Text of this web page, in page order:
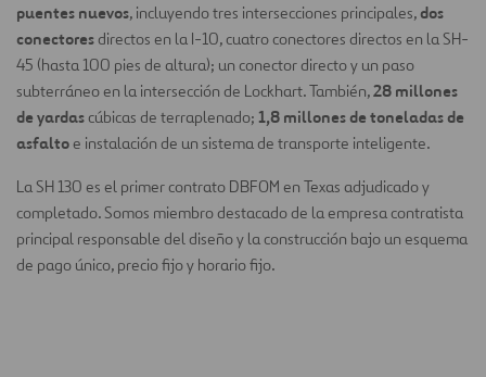
puentes nuevos, incluyendo tres intersecciones principales,dos
conectoresdirectos en la I-10, cuatro conectores directos en la SH-
45 (hasta 100 pies de altura); un conector directo y un paso
subterráneo en la intersección de Lockhart. También,28 millones
de yardascúbicas de terraplenado; 1,8 millones de toneladas de
asfalto e instalación de un sistema de transporte inteligente.
La SH 130 es el primer contrato DBFOM en Texas adjudicado y
completado. Somos miembro destacado de la empresa contratista
principal responsable del diseño y la construcción bajo un esquema
de pago único, precio fijo y horario fijo.